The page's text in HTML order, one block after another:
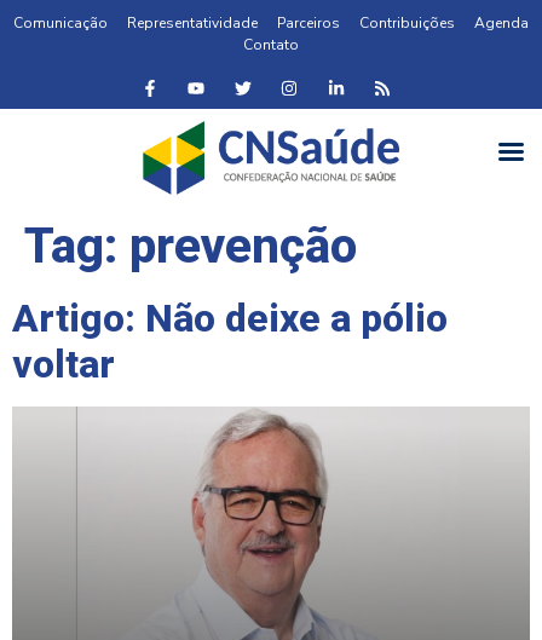
Comunicação Representatividade Parceiros Contribuições
Agenda
Contato
Tag: prevenção
Artigo: Não deixe a pólio
voltar